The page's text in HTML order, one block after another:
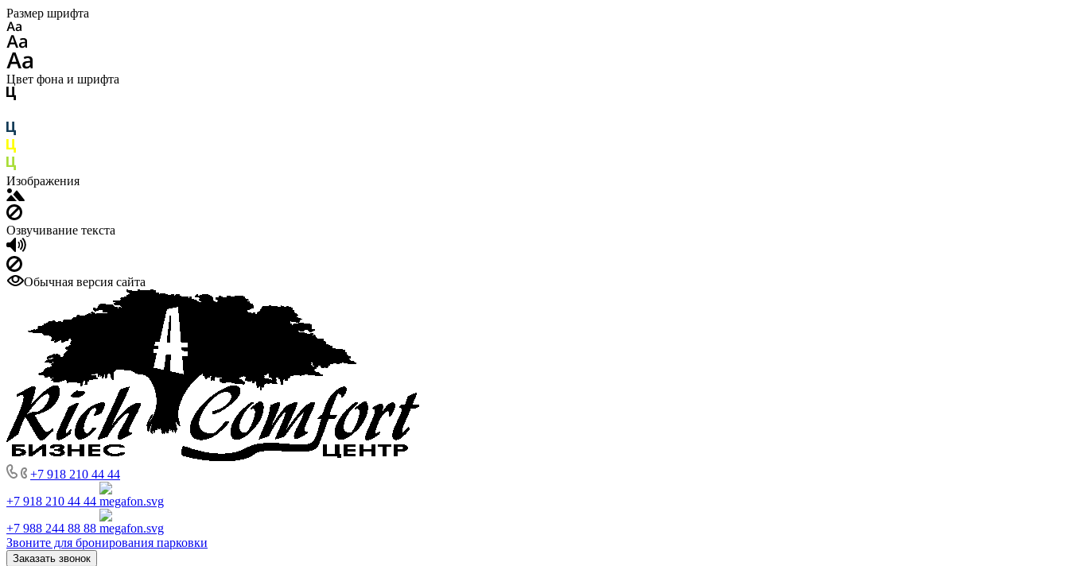
Размер шрифта
Цвет фона и шрифта
Изображения
Озвучивание текста
Обычная версия сайта
+7 918 210 44 44
+7 918 210 44 44
+7 988 244 88 88
Звоните для бронирования парковки
Заказать звонок